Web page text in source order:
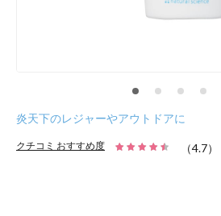
炎天下のレジャーやアウトドアに
クチコミ おすすめ度 （4.7）